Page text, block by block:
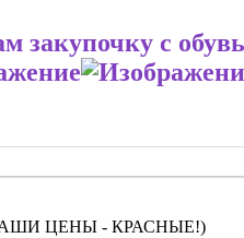
закупочку
ЦЕНЫ - КРАСНЫЕ!)